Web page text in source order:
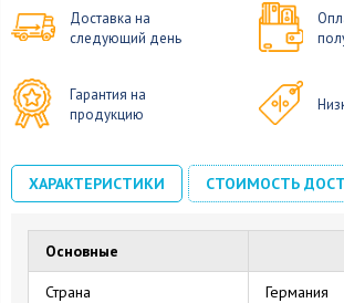
Доставка на
следующий день
Гарантия на
продукцию
ХАРАКТЕРИСТИКИ СТОИМОСТЬ
Основные
Страна Германия